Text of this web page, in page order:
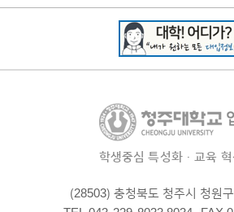
학생중심 특성화·교육 혁
(28503) 충청북도 청주시 청원